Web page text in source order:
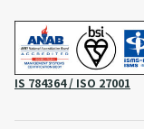
IS 784364 / ISO 27001